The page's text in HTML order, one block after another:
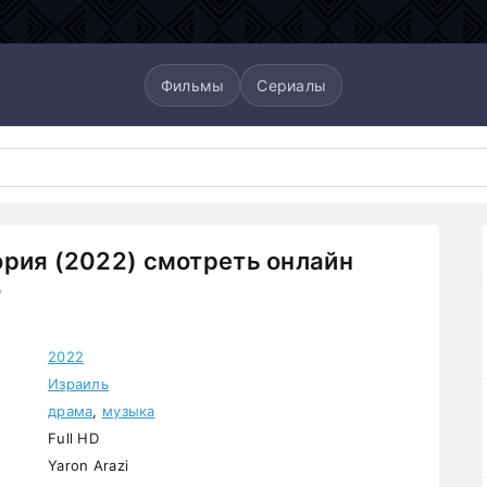
Фильмы Сериалы
(2022) смотреть онлайн
2022
Израиль
драма, музыка
Full HD
Yaron Arazi